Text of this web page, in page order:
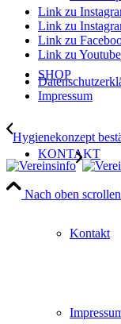
SHOP
KONTAKT
Kontakt
Link zu
Link zu
Link zu
Link zu Youtube
Impressum
Hygienekonzept
Nach oben scrollen